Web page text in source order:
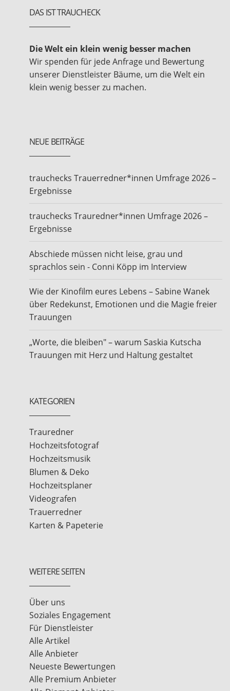
DAS IST TRAUCHECK
Die Welt ein klein wenig besser machen
Wir spenden für jede Anfrage und Bewertung
unserer Dienstleister Bäume, um die Welt ein
klein wenig besser zu machen.
NEUE BEITRÄGE
trauchecks Trauerredner*innen Umfrage 2026 –
Ergebnisse
trauchecks Trauredner*innen Umfrage 2026 –
Ergebnisse
Abschiede müssen nicht leise, grau und
sprachlos sein - Conni Köpp im Interview
Wie der Kinofilm eures Lebens – Sabine Wanek
über Redekunst, Emotionen und die Magie freier
Trauungen
„Worte, die bleiben" – warum Saskia Kutscha
Trauungen mit Herz und Haltung gestaltet
KATEGORIEN
Trauredner
Hochzeitsfotograf
Hochzeitsmusik
Blumen & Deko
Hochzeitsplaner
Videografen
Trauerredner
Karten & Papeterie
WEITERE SEITEN
Über uns
Soziales Engagement
Für Dienstleister
Alle Artikel
Alle Anbieter
Neueste Bewertungen
Alle Premium Anbieter